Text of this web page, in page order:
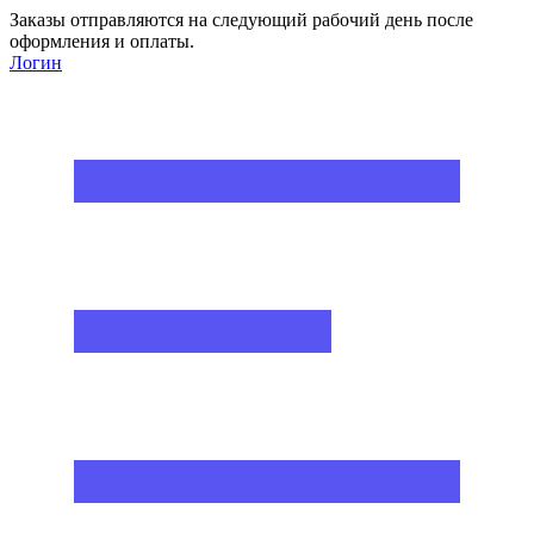
Заказы отправляются на следующий рабочий день после
оформления и оплаты.
Логин